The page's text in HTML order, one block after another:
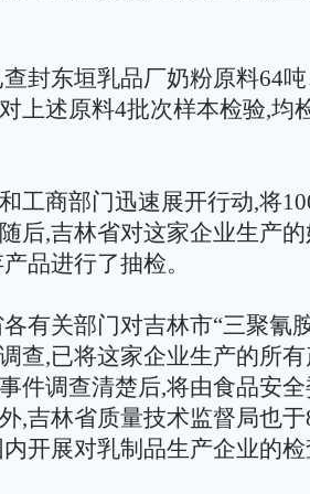
东垣乳品厂奶粉原料64吨
上述原料4批次样本检验,均
商部门迅速展开行动,将
后,吉林省对这家企业生产
品进行了抽检。
关部门对吉林市“三聚氰
查,已将这家企业生产的所
件调查清楚后,将由食品安
,吉林省质量技术监督局也
开展对乳制品生产企业的